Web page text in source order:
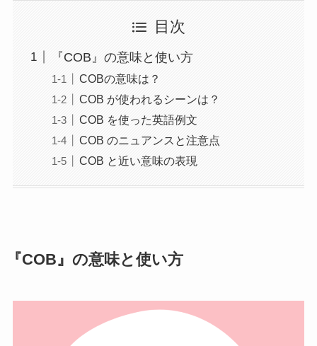
目次
『COB』の意味と使い方
COBの意味は？
COB が使われるシーンは？
COB を使った英語例文
COB のニュアンスと注意点
COB と近い意味の表現
『COB』の意味と使い方